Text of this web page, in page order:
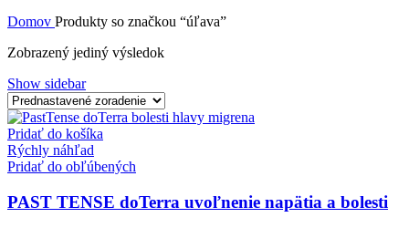
Domov Produkty so značkou “úľava”
Zobrazený jediný výsledok
Show sidebar
Pridať do košíka
Rýchly náhľad
Pridať do obľúbených
PAST TENSE doTerra uvoľnenie napätia a bolesti